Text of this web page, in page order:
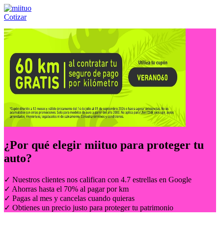
Cotizar
Llámanos al:(55) 84-21-05-00 ó
¿Por qué elegir miituo para proteger tu
auto?
✓ Nuestros clientes nos califican con 4.7 estrellas en Google
✓ Ahorras hasta el 70% al pagar por km
✓ Pagas al mes y cancelas cuando quieras
✓ Obtienes un precio justo para proteger tu patrimonio